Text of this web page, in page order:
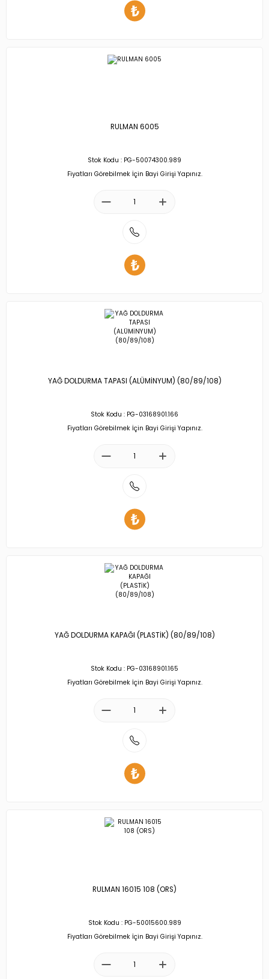
RULMAN 6005
Stok Kodu : PG-50074300.989
Fiyatları Görebilmek İçin Bayi Girişi Yapınız.
YAĞ DOLDURMA TAPASI (ALÜMİNYUM) (80/89/108)
Stok Kodu : PG-03168901.166
Fiyatları Görebilmek İçin Bayi Girişi Yapınız.
YAĞ DOLDURMA KAPAĞI (PLASTİK) (80/89/108)
Stok Kodu : PG-03168901.165
Fiyatları Görebilmek İçin Bayi Girişi Yapınız.
RULMAN 16015 108 (ORS)
Stok Kodu : PG-50015600.989
Fiyatları Görebilmek İçin Bayi Girişi Yapınız.